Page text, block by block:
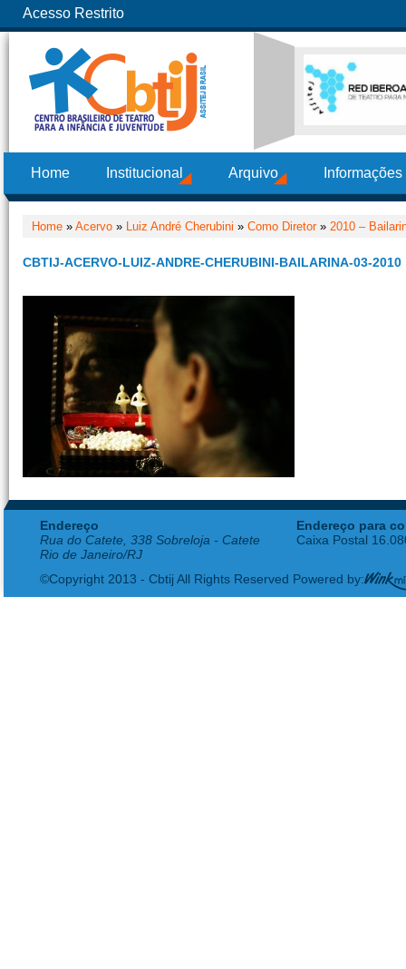
Acesso Restrito
Home Institucional Arquivo
Home » Acervo » Luiz André Cherubini » Como Diretor» 2010 –
CBTIJ-ACERVO-LUIZ-ANDRE-CHERUBINI-BAILARINA-03-2010
Endereço
Rua do Catete, 338 Sobreloja - Catete
Rio de Janeiro/RJ
Endereço para
Caixa Postal
©Copyright 2013 - Cbtij All Rights Reserved Powered by: